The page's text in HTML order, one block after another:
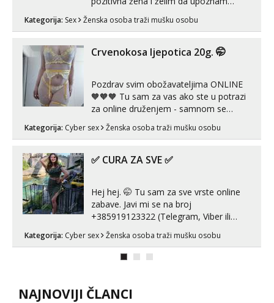
može i nešto više.💋🌺 Klikni na link
Kategorija: Sex Ženska osoba traži mušku osobu
Crvenokosa ljepotica 20g. 🤭
Pozdrav svim obožavateljima ONLINE
🧡🧡🧡 Tu sam za vas ako ste u potrazi
za online druženjem - samnom se
možete zabaviti preko videopoziva, ili
ako vam nisam dovoljna radim i u paru i
😉 Radim i vruća tipkanja uz slike i hot
Kategorija: Cyber sex Ženska osoba traži mušku osobu
✅ CURA ZA SVE ✅
Hej hej. 🤭 Tu sam za sve vrste online
zabave. Javi mi se na broj
+385919123322 (Telegram, Viber ili
Whatsapp). 🤙 NE javljaj se na uzivo.
Hvala.
Kategorija: Cyber sex Ženska osoba traži mušku osobu
NAJNOVIJI ČLANCI